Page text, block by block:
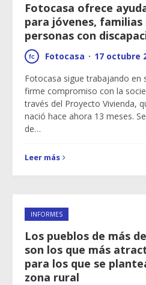
Fotocasa ofrece
para jóvenes,
personas con
Fotocasa · 17 octubre
Fotocasa sigue trabajando en
firme compromiso con la
través del Proyecto Vivienda,
nació hace ahora 13 meses.
de…
Leer más
INFORMES
Los pueblos de más
son los que más
para los que se
zona rural